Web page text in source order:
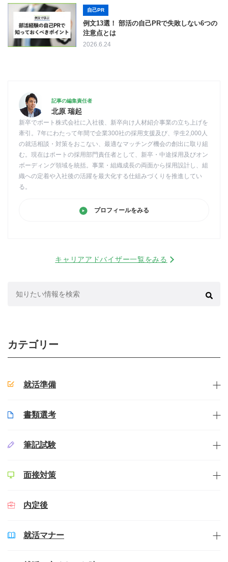
自己PR
例文13選！ 部活の自己PRで失敗しない6つの
注意点とは
2026.6.24
記事の編集責任者
北原 瑞起
新卒でポート株式会社に入社後、新卒向け人材紹介事業の立ち上げを
牽引。7年にわたって年間で企業300社の採用支援及び、学生2,000人
の就活相談・対策をおこない、最適なマッチング機会の創出に取り組
む。現在はポートの採用部門責任者として、新卒・中途採用及びオン
ボーディング領域を統括。事業・組織成長の両面から採用設計し、組
織への定着や入社後の活躍を最大化する仕組みづくりを推進してい
る。
プロフィールをみる
キャリアアドバイザー一覧をみる
カテゴリー
就活準備
書類選考
筆記試験
面接対策
内定後
就活マナー